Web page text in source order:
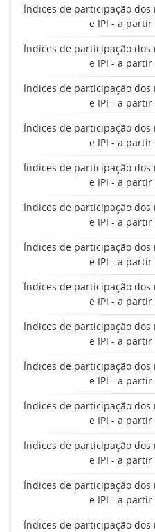
Índices de participação dos
e IPI - a
Índices de participação dos
e IPI - a
Índices de participação dos
e IPI - a
Índices de participação dos
e IPI - a
Índices de participação dos
e IPI - a
Índices de participação dos
e IPI - a
Índices de participação dos
e IPI - a
Índices de participação dos
e IPI - a
Índices de participação dos
e IPI - a
Índices de participação dos
e IPI - a
Índices de participação dos
e IPI - a
Índices de participação dos
e IPI - a
Índices de participação dos
e IPI - a
Índices de participação dos